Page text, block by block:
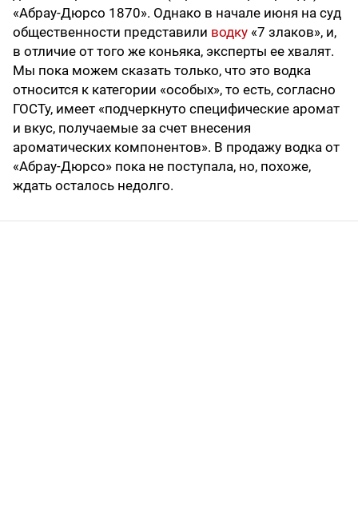
«Абрау-Дюрсо 1870». Однако в начале июня на суд
общественности представили водку «7 злаков», и,
в отличие от того же коньяка, эксперты ее хвалят.
Мы пока можем сказать только, что это водка
относится к категории «особых», то есть, согласно
ГОСТу, имеет «подчеркнуто специфические аромат
и вкус, получаемые за счет внесения
ароматических компонентов». В продажу водка от
«Абрау-Дюрсо» пока не поступала, но, похоже,
ждать осталось недолго.